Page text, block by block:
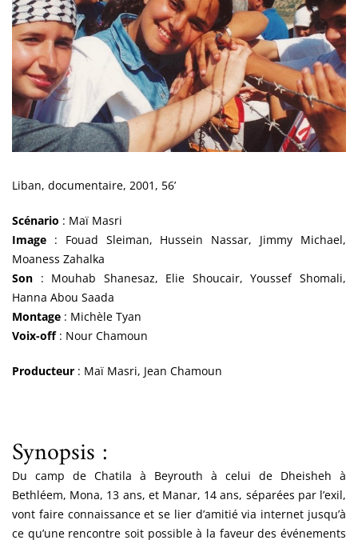
Liban, documentaire, 2001, 56’
Scénario : Maï Masri
Image : Fouad Sleiman, Hussein Nassar, Jimmy Michael,
Moaness Zahalka
Son : Mouhab Shanesaz, Elie Shoucair, Youssef Shomali,
Hanna Abou Saada
Montage : Michèle Tyan
Voix-off: Nour Chamoun
Producteur : Maï Masri, Jean Chamoun
Synopsis :
Du camp de Chatila à Beyrouth à celui de Dheisheh à
Bethléem, Mona, 13 ans, et Manar, 14 ans, séparées par l’exil,
vont faire connaissance et se lier d’amitié via internet jusqu’à
ce qu’une rencontre soit possible à la faveur des événements